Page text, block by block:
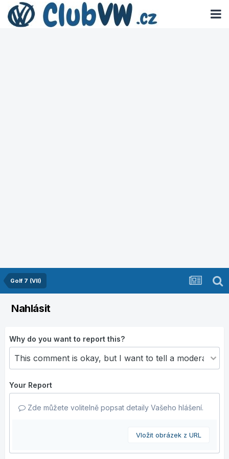
Golf 7 (VII)
Nahlásit
Why do you want to report this?
Your Report
Zde můžete volitelně popsat detaily Vašeho hlášení.
Vložit obrázek z URL